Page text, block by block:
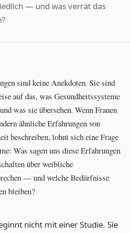
— und was verrät das
sind keine Anekdoten. Sie sind
auf das, was Gesundheitssysteme
was sie übersehen. Wenn Frauen
ähnliche Erfahrungen von
beschreiben, lohnt sich eine Frage
Was sagen uns diese Erfahrungen
über weibliche
— und welche Bedürfnisse
bleiben?
nicht mit einer Studie. Sie